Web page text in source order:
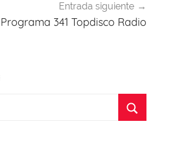
Entrada siguiente
Programa 341 Topdisco Radio